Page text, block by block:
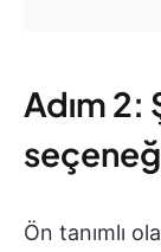
Adım 2:
Ön tanımlı